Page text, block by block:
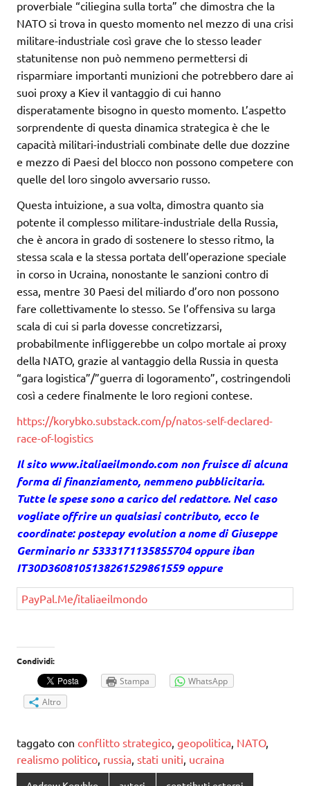
proverbiale “ciliegina sulla torta” che dimostra che la
NATO si trova in questo momento nel mezzo di una crisi
militare-industriale così grave che lo stesso leader
statunitense non può nemmeno permettersi di
risparmiare importanti munizioni che potrebbero dare ai
suoi proxy a Kiev il vantaggio di cui hanno
disperatamente bisogno in questo momento. L’aspetto
sorprendente di questa dinamica strategica è che le
capacità militari-industriali combinate delle due dozzine
e mezzo di Paesi del blocco non possono competere con
quelle del loro singolo avversario russo.
Questa intuizione, a sua volta, dimostra quanto sia
potente il complesso militare-industriale della Russia,
che è ancora in grado di sostenere lo stesso ritmo, la
stessa scala e la stessa portata dell’operazione speciale
in corso in Ucraina, nonostante le sanzioni contro di
essa, mentre 30 Paesi del miliardo d’oro non possono
fare collettivamente lo stesso. Se l’offensiva su larga
scala di cui si parla dovesse concretizzarsi,
probabilmente infliggerebbe un colpo mortale ai proxy
della NATO, grazie al vantaggio della Russia in questa
“gara logistica”/”guerra di logoramento”, costringendoli
così a cedere finalmente le loro regioni contese.
https://korybko.substack.com/p/natos-self-declared-
race-of-logistics
Il sito www.italiaeilmondo.com non fruisce di alcuna
forma di finanziamento, nemmeno pubblicitaria.
Tutte le spese sono a carico del redattore. Nel caso
vogliate offrire un qualsiasi contributo, ecco le
coordinate: postepay evolution a nome di Giuseppe
Germinario nr 5333171135855704 oppure iban
IT30D3608105138261529861559 oppure
PayPal.Me/italiaeilmondo
Condividi:
Stampa
WhatsApp
Altro
taggato con conflitto strategico geopolitica NATO,
realismo politico russia stati uniti ucraina